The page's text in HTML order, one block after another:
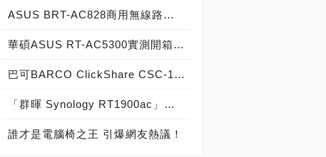
ASUS BRT-AC828商用無線路由器實測開箱，AC2600中小企業辦公室用優質選擇！
華碩ASUS RT-AC5300實測開箱，三頻段八天線電競無線路由器破空出擊！
巴可BARCO ClickShare CSC-1會議室影音傳輸器實測開箱，無線會議系統中的優質精品！
「群暉 Synology RT1900ac」實測開箱，智慧家庭中無線路由器的頂尖之作！
誰才是電腦椅之王 引爆網友熱議！